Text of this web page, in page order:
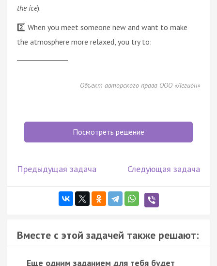
the ice).
2️⃣ When you meet someone new and want to make
the atmosphere more relaxed, you try to:
Объект авторского права ООО «Легион»
Посмотреть решение
Предыдущая задача Следующая задача
Вместе с этой задачей также решают:
Еще одним заданием для тебя будет